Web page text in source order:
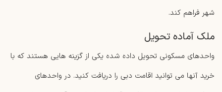
شهر فراهم کند.
ملک آماده تحویل
واحدهای مسکونی تحویل داده شده یکی از گزینه هایی هستند که با
خرید آنها می توانید اقامت دبی را دریافت کنید. در واحدهای